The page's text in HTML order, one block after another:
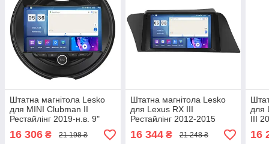
Штатна магнітола Lesko
для MINI Clubman II
Рестайлінг 2019-н.в. 9"
4/64Gb CarPlay 4G Wi-Fi
GPS Prime 1 шт.
16 306 ₴ 21 198 ₴
Штатна магнітола Lesko
для Lexus RX III
Рестайлінг 2012-2015
екран 9" 2/32 Gb CarPlay
4G Wi-Fi GPS Prime 2 шт.
16 344₴ 21 248 ₴
для
III
4/
3шт
16